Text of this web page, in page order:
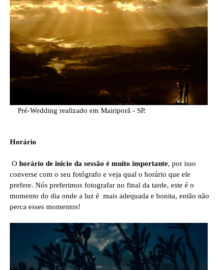
Pré-Wedding realizado em Mairiporã - SP.
Horário
O horário de inicio da sessão é muito importante, por isso
converse com o seu fotógrafo e veja qual o horário que ele
prefere. Nós preferimos fotografar no final da tarde, este é o
momento do dia onde a luz é mais adequada e bonita, então não
perca esses momentos!